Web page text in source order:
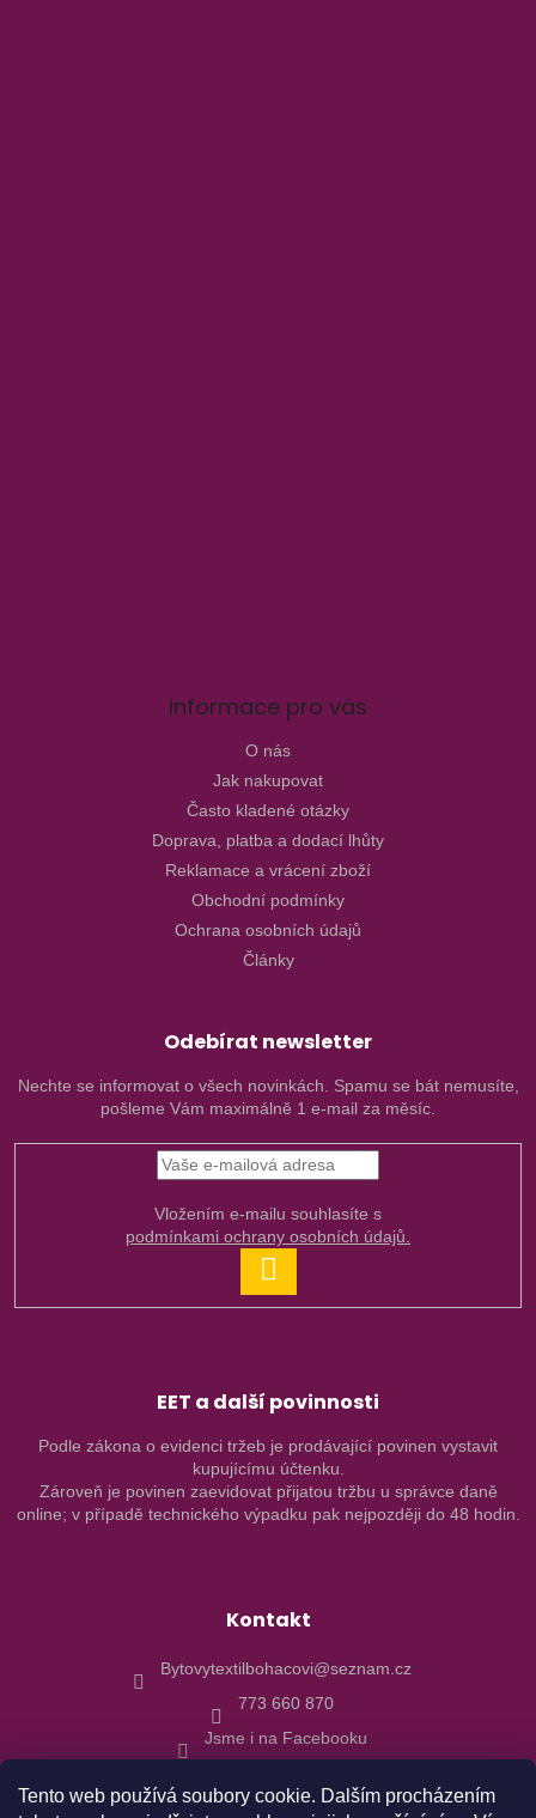
Tento web používá soubory cookie. Dalším procházením
Informace pro vás
O nás
Jak nakupovat
Často kladené otázky
Doprava, platba a dodací lhůty
Reklamace a vrácení zboží
Obchodní podmínky
Ochrana osobních údajů
Články
Odebírat newsletter
Nechte se informovat o všech novinkách. Spamu se bát nemusíte,
pošleme Vám maximálně 1 e-mail za měsíc.
podmínkami ochrany osobních údajů.
SE
EET a další povinnosti
Podle zákona o evidenci tržeb je prodávající povinen vystavit
kupujícímu účtenku.
Zároveň je povinen zaevidovat přijatou tržbu u správce daně
online; v případě technického výpadku pak nejpozději do 48 hodin.
Kontakt
Bytovytextilbohacovi@seznam.cz
773 660 870
Jsme i na Facebooku